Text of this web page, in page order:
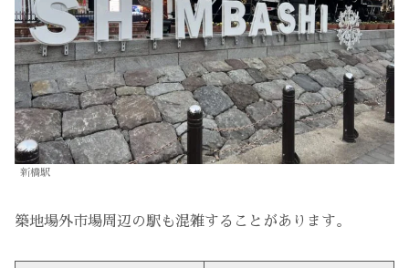
新橋駅
築地場外市場周辺の駅も混雑することがあります。